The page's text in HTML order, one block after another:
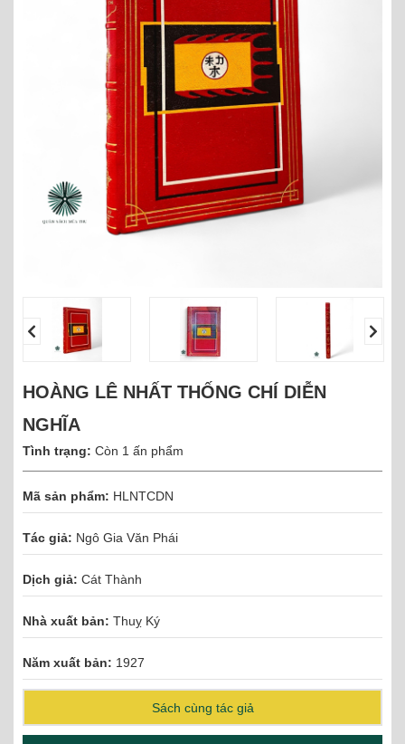
HOÀNG LÊ NHẤT THỐNG CHÍ DIỄN
NGHĨA
Tình trạng: Còn 1 ấn phẩm
Mã sản phẩm: HLNTCDN
Tác giả: Ngô Gia Văn Phái
Dịch giả: Cát Thành
Nhà xuất bản: Thuỵ Ký
Năm xuất bản: 1927
Sách cùng tác giả